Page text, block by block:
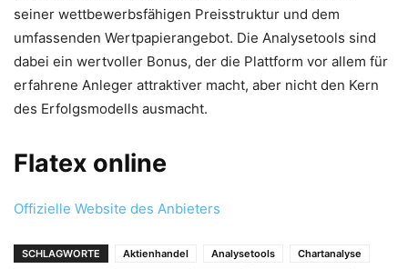
seiner wettbewerbsfähigen Preisstruktur und dem
umfassenden Wertpapierangebot. Die Analysetools sind
dabei ein wertvoller Bonus, der die Plattform vor allem für
erfahrene Anleger attraktiver macht, aber nicht den Kern
des Erfolgsmodells ausmacht.
Flatex online
Offizielle Website des Anbieters
SCHLAGWORTE Aktienhandel Analysetools
Chartanalyse